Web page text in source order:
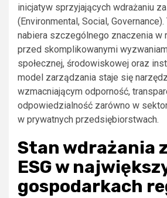
inicjatyw sprzyjających wdrażaniu
(Environmental, Social,
nabiera szczególnego znaczenia w
przed skomplikowanymi
społecznej, środowiskowej oraz
model zarządzania staje się
wzmacniającym odporność,
odpowiedzialność zarówno w
w prywatnych przedsiębiorstwach.
Stan wdrażania
ESG w
gospodarkach